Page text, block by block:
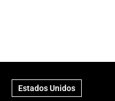
Estados Unidos